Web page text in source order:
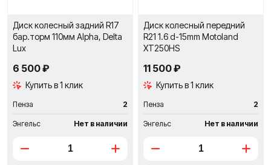
Диск колесный задний R17
бар.торм 110мм Alpha, Delta
Lux
6 500 ₽
Купить в 1 клик
Пенза 2
Энгельс Нет в наличии
Диск колесный передний
R21 1.6 d-15mm Motoland
XT250HS
11 500 ₽
Купить в 1 клик
Пенза 2
Энгельс Нет в наличии